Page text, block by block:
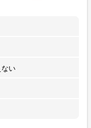
い